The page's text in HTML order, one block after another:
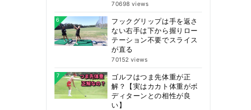
70698 views
6
フックグリップは手を返さ
ない右手は下から握りロー
テーション不要でスライス
が直る
70152 views
7
ゴルフはつま先体重が正
解？【実はカカト体重がボ
ディターンとの相性が良
い】